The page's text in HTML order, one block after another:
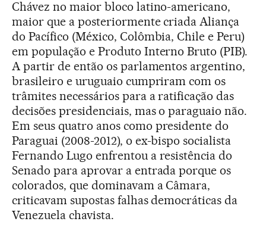
Chávez no maior bloco latino-americano,
maior que a posteriormente criada Aliança
do Pacífico (México, Colômbia, Chile e Peru)
em população e Produto Interno Bruto (PIB).
A partir de então os parlamentos argentino,
brasileiro e uruguaio cumpriram com os
trâmites necessários para a ratificação das
decisões presidenciais, mas o paraguaio não.
Em seus quatro anos como presidente do
Paraguai (2008-2012), o ex-bispo socialista
Fernando Lugo enfrentou a resistência do
Senado para aprovar a entrada porque os
colorados, que dominavam a Câmara,
criticavam supostas falhas democráticas da
Venezuela chavista.